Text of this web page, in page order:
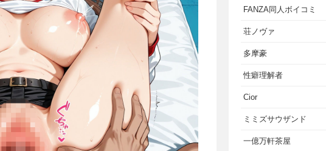
FANZA同人ボイコミ
荘ノヴァ
多摩豪
性癖理解者
Cior
ミミズサウザンド
一億万軒茶屋